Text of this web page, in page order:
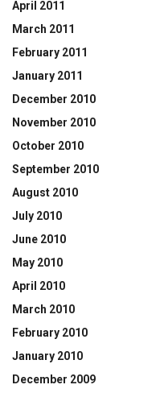
April 2011
March 2011
February 2011
January 2011
December 2010
November 2010
October 2010
September 2010
August 2010
July 2010
June 2010
May 2010
April 2010
March 2010
February 2010
January 2010
December 2009